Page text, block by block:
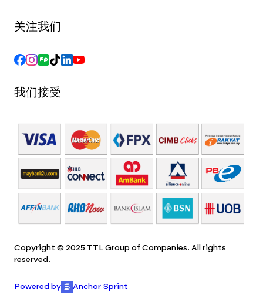
关注我们
我们接受
Copyright © 2025 TTL Group of Companies. All rights
reserved.
Powered by Anchor Sprint